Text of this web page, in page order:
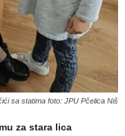
sa statima foto: JPU Pčelica Niš
za stara lica